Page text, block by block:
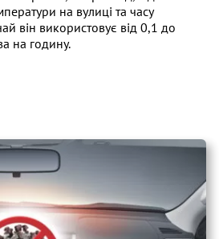
на вулиці та часу
він використовує від 0,1 до
на годину.